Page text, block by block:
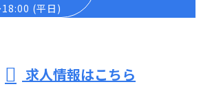
(平日)
求人情報はこちら